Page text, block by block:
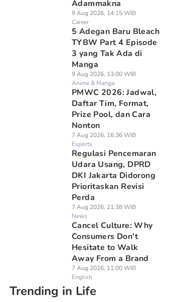
Adammakna
9 Aug 2026, 14:15 WIB
Career
5 Adegan Baru Bleach
TYBW Part 4 Episode
3 yang Tak Ada di
Manga
9 Aug 2026, 13:00 WIB
Anime & Manga
PMWC 2026: Jadwal,
Daftar Tim, Format,
Prize Pool, dan Cara
Nonton
7 Aug 2026, 16:36 WIB
Esports
Regulasi Pencemaran
Udara Usang, DPRD
DKI Jakarta Didorong
Prioritaskan Revisi
Perda
7 Aug 2026, 21:38 WIB
News
Cancel Culture: Why
Consumers Don't
Hesitate to Walk
Away From a Brand
7 Aug 2026, 11:00 WIB
English
Trending in Life